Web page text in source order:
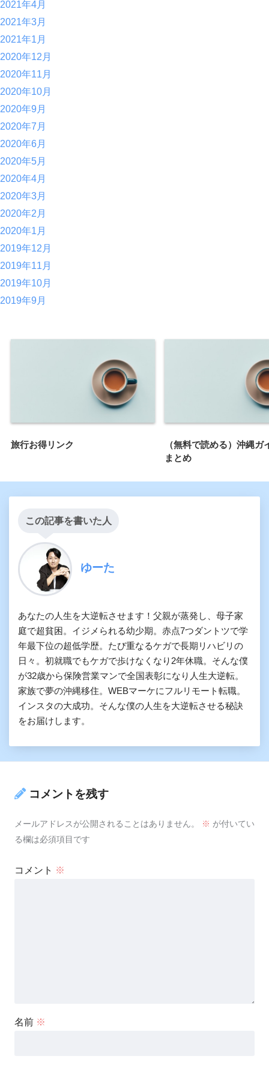
2021年4月
2021年3月
2021年1月
2020年12月
2020年11月
2020年10月
2020年9月
2020年7月
2020年6月
2020年5月
2020年4月
2020年3月
2020年2月
2020年1月
2019年12月
2019年11月
2019年10月
2019年9月
旅行お得リンク
（無料で読める）沖縄ガ
まとめ
この記事を書いた人
ゆーた
あなたの人生を大逆転させます！父親が蒸発し、母子家
庭で超貧困。イジメられる幼少期。赤点7つダントツで学
年最下位の超低学歴。たび重なるケガで長期リハビリの
日々。初就職でもケガで歩けなくなり2年休職。そんな僕
が32歳から保険営業マンで全国表彰になり人生大逆転。
家族で夢の沖縄移住。WEBマーケにフルリモート転職。
インスタの大成功。そんな僕の人生を大逆転させる秘訣
をお届けします。
コメントを残す
メールアドレスが公開されることはありません。 ※ が付いてい
る欄は必須項目です
コメント ※
名前 ※